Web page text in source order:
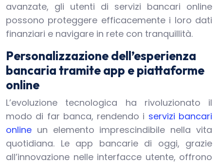
avanzate, gli utenti di servizi bancari online
possono proteggere efficacemente i loro dati
finanziari e navigare in rete con tranquillità.
Personalizzazione dell’esperienza
bancaria tramite app e piattaforme
online
L’evoluzione tecnologica ha rivoluzionato il
modo di far banca, rendendo i servizi bancari
online un elemento imprescindibile nella vita
quotidiana. Le app bancarie di oggi, grazie
all’innovazione nelle interfacce utente, offrono